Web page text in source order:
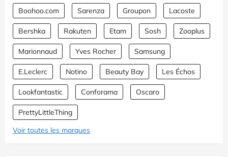
Boohoo.com Sarenza Groupon Lacoste
Bershka Rakuten Etam Sosh Zooplus
Marionnaud Yves Rocher Samsung
E.Leclerc Notino Beauty Bay Les Échos
Lookfantastic Conforama Oscaro
PrettyLittleThing
Voir toutes les marques